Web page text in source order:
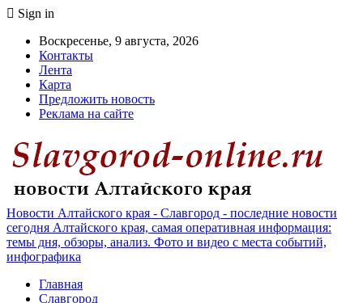
Sign in
Воскресенье, 9 августа, 2026
Контакты
Лента
Карта
Предложить новость
Реклама на сайте
Новости Алтайского края - Славгород - последние новости
сегодня Алтайского края, самая оперативная информация:
темы дня, обзоры, анализ. Фото и видео с места событий,
инфографика
Главная
Славгород